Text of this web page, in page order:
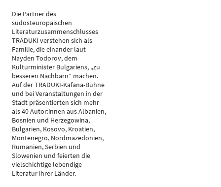
Die Partner des
südosteuropäischen
Literaturzusammenschlusses
TRADUKI verstehen sich als
Familie, die einander laut
Nayden Todorov, dem
Kulturminister Bulgariens, „zu
besseren Nachbarn“ machen.
Auf der TRADUKI-Kafana-Bühne
und bei Veranstaltungen in der
Stadt präsentierten sich mehr
als 40 Autor:innen aus Albanien,
Bosnien und Herzegowina,
Bulgarien, Kosovo, Kroatien,
Montenegro, Nordmazedonien,
Rumänien, Serbien und
Slowenien und feierten die
vielschichtige lebendige
Literatur ihrer Länder.